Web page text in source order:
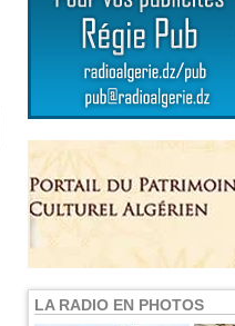
LA RADIO EN PHOTOS